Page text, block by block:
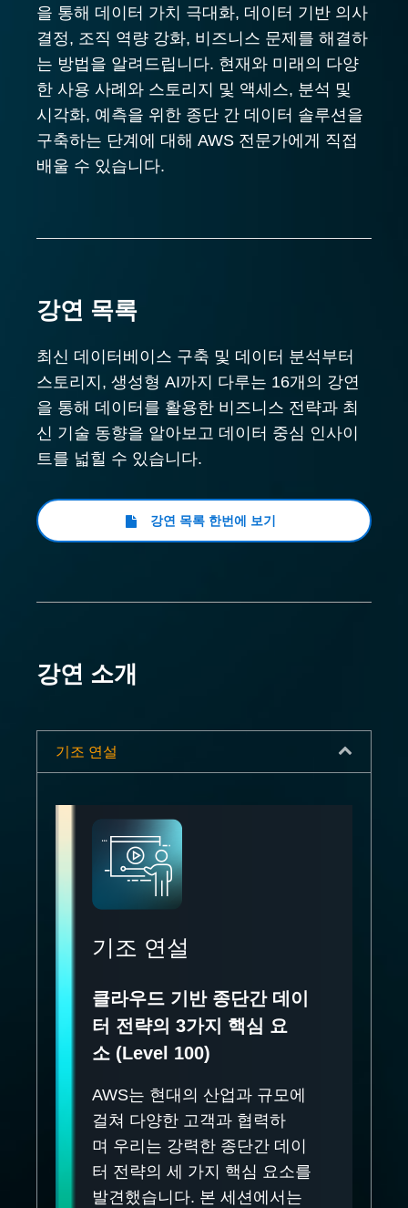
을 통해 데이터 가치 극대화, 데이터 기반 의사
결정, 조직 역량 강화, 비즈니스 문제를 해결하
는 방법을 알려드립니다. 현재와 미래의 다양
한 사용 사례와 스토리지 및 액세스, 분석 및
시각화, 예측을 위한 종단 간 데이터 솔루션을
구축하는 단계에 대해 AWS 전문가에게 직접
배울 수 있습니다.
강연 목록
최신 데이터베이스 구축 및 데이터 분석부터
스토리지, 생성형 AI까지 다루는 16개의 강연
을 통해 데이터를 활용한 비즈니스 전략과 최
신 기술 동향을 알아보고 데이터 중심 인사이
트를 넓힐 수 있습니다.
강연 목록 한번에 보기
강연 소개
기조 연설
기조 연설
클라우드 기반 종단간 데이
터 전략의 3가지 핵심 요
소 (Level 100)
AWS는 현대의 산업과 규모에
걸쳐 다양한 고객과 협력하
며 우리는 강력한 종단간 데이
터 전략의 세 가지 핵심 요소를
발견했습니다. 본 세션에서는